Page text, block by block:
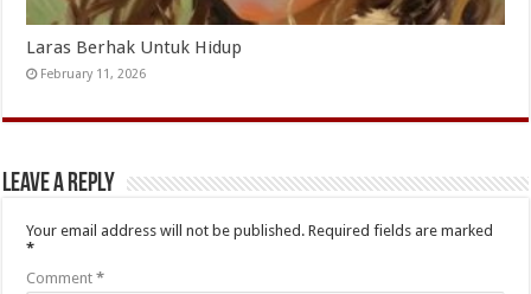
Laras Berhak Untuk Hidup
February 11, 2026
Leave a Reply
Your email address will not be published. Required fields are marked
*
Comment*